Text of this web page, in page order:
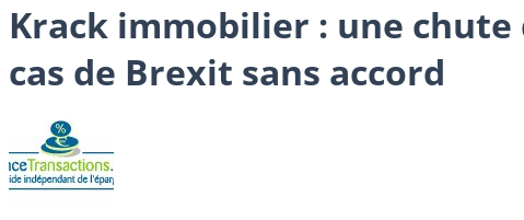
Krack immobilier : une chute
cas de Brexit sans accord